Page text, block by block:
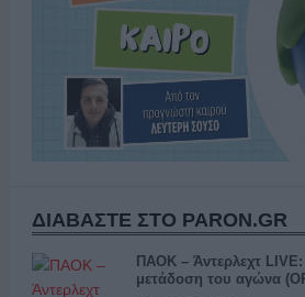
ΔΙΑΒΑΣΤΕ ΣΤΟ PARON.GR
ΠΑΟΚ – Άντερλεχτ LIVE:
μετάδοση του αγώνα